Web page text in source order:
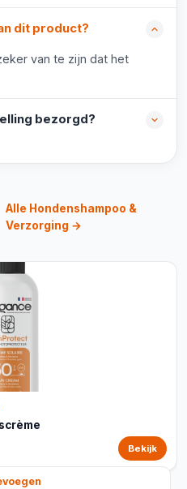
dit product?
van te zijn dat het
bezorgd?
Alle Hondenshampoo &
Verzorging →
Bekijk